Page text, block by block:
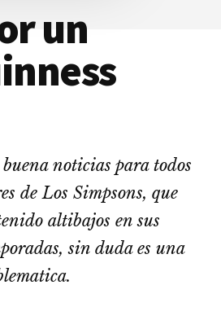
un
noticias para todos
de Los Simpsons, que
altibajos en sus
sin duda es una